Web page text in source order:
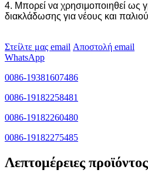
4. Μπορεί να χρησιμοποιηθεί ως
διακλάδωσης για νέους και
Στείλτε μας email Αποστολή email
WhatsApp
0086-19381607486
0086-19182258481
0086-19182260480
0086-19182275485
Λεπτομέρειες προϊόντος